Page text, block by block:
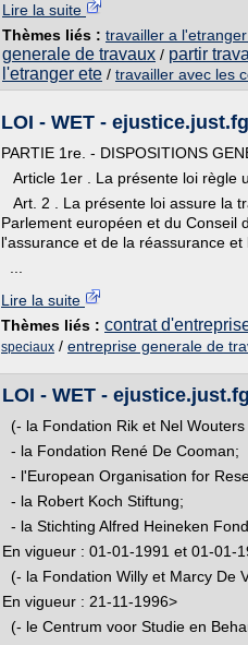
Lire la suite
Thèmes liés : travailler a
generale de travaux / partir
l'etranger ete / travailler avec les
LOI - WET -
PARTIE 1re. - DISPOSITIONS
Article 1er . La présente loi règle
Art. 2 . La présente loi assure la
Parlement européen et du Conseil
l'assurance et de la réassurance et
Lire la suite
Thèmes liés : contrat
speciaux / entreprise generale de
LOI - WET -
(- la Fondation Rik et Nel Wouters
- la Fondation René De Cooman;
- l'European Organisation for
- la Robert Koch Stiftung;
- la Stichting Alfred Heineken
En vigueur : 01-01-1991 et 01-01-
(- la Fondation Willy et Marcy De
En vigueur : 21-11-1996>
(- le Centrum voor Studie en